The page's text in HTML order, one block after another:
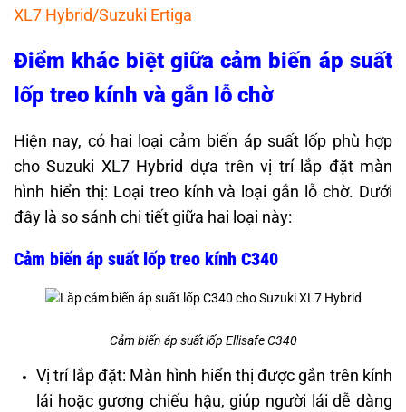
XL7 Hybrid/Suzuki Ertiga
Điểm khác biệt giữa cảm biến áp suất
lốp treo kính và gắn lỗ chờ
Hiện nay, có hai loại cảm biến áp suất lốp phù hợp
cho Suzuki XL7 Hybrid dựa trên vị trí lắp đặt màn
hình hiển thị: Loại treo kính và loại gắn lỗ chờ. Dưới
đây là so sánh chi tiết giữa hai loại này:
Cảm biến áp suất lốp treo kính C340
Cảm biến áp suất lốp Ellisafe C340
Vị trí lắp đặt: Màn hình hiển thị được gắn trên kính
lái hoặc gương chiếu hậu, giúp người lái dễ dàng